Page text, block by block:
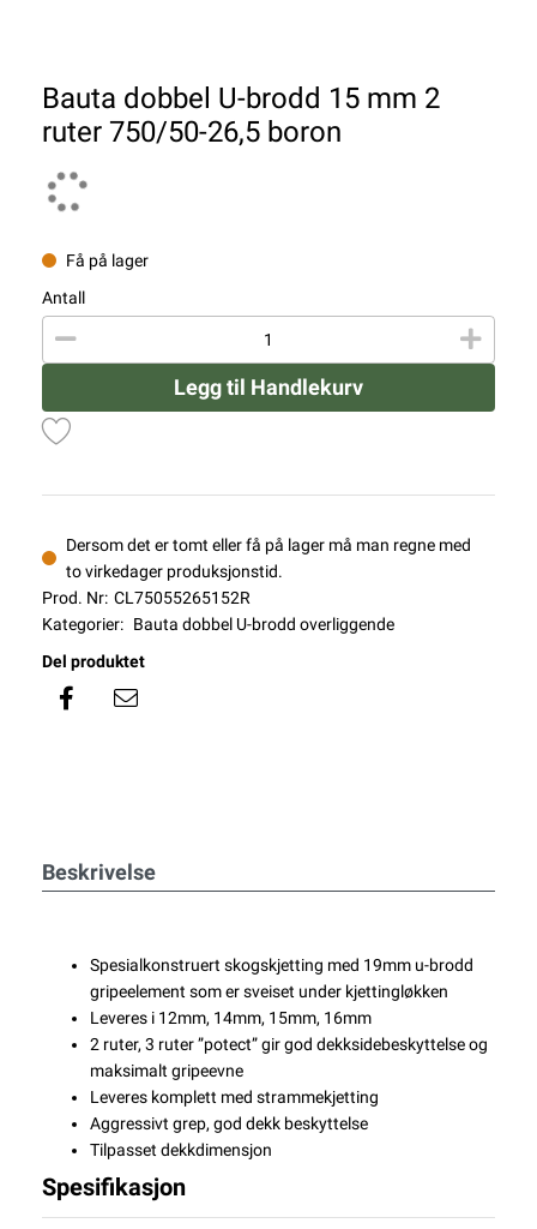
Bauta dobbel U-brodd 15 mm 2
ruter 750/50-26,5 boron
Få på lager
Antall
Legg til Handlekurv
Dersom det er tomt eller få på lager må man regne med
to virkedager produksjonstid.
Prod. Nr: CL75055265152R
Kategorier: Bauta dobbel U-brodd overliggende
Del produktet
Beskrivelse
Spesialkonstruert skogskjetting med 19mm u-brodd
gripeelement som er sveiset under kjettingløkken
Leveres i 12mm, 14mm, 15mm, 16mm
2 ruter, 3 ruter ”potect” gir god dekksidebeskyttelse og
maksimalt gripeevne
Leveres komplett med strammekjetting
Aggressivt grep, god dekk beskyttelse
Tilpasset dekkdimensjon
Spesifikasjon